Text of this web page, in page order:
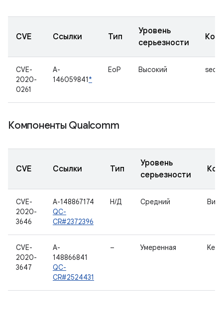
CVE Ссылки Тип
Уровень
серьезности
CVE-
2020-
0261
A-
146059841*
EoP Высокий
Компоненты Qualcomm
CVE Ссылки Тип
Уровень
серьезности
CVE-
2020-
3646
A-148867174
QC-
CR#2372396
Н/Д Средний
CVE-
2020-
3647
A-
148866841
QC-
CR#2524431
– Умеренная